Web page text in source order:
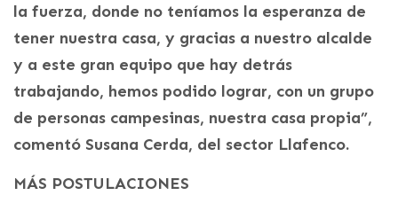
la fuerza, donde no teníamos la esperanza de
tener nuestra casa, y gracias a nuestro alcalde
y a este gran equipo que hay detrás
trabajando, hemos podido lograr, con un grupo
de personas campesinas, nuestra casa propia”,
comentó Susana Cerda, del sector Llafenco.
MÁS POSTULACIONES